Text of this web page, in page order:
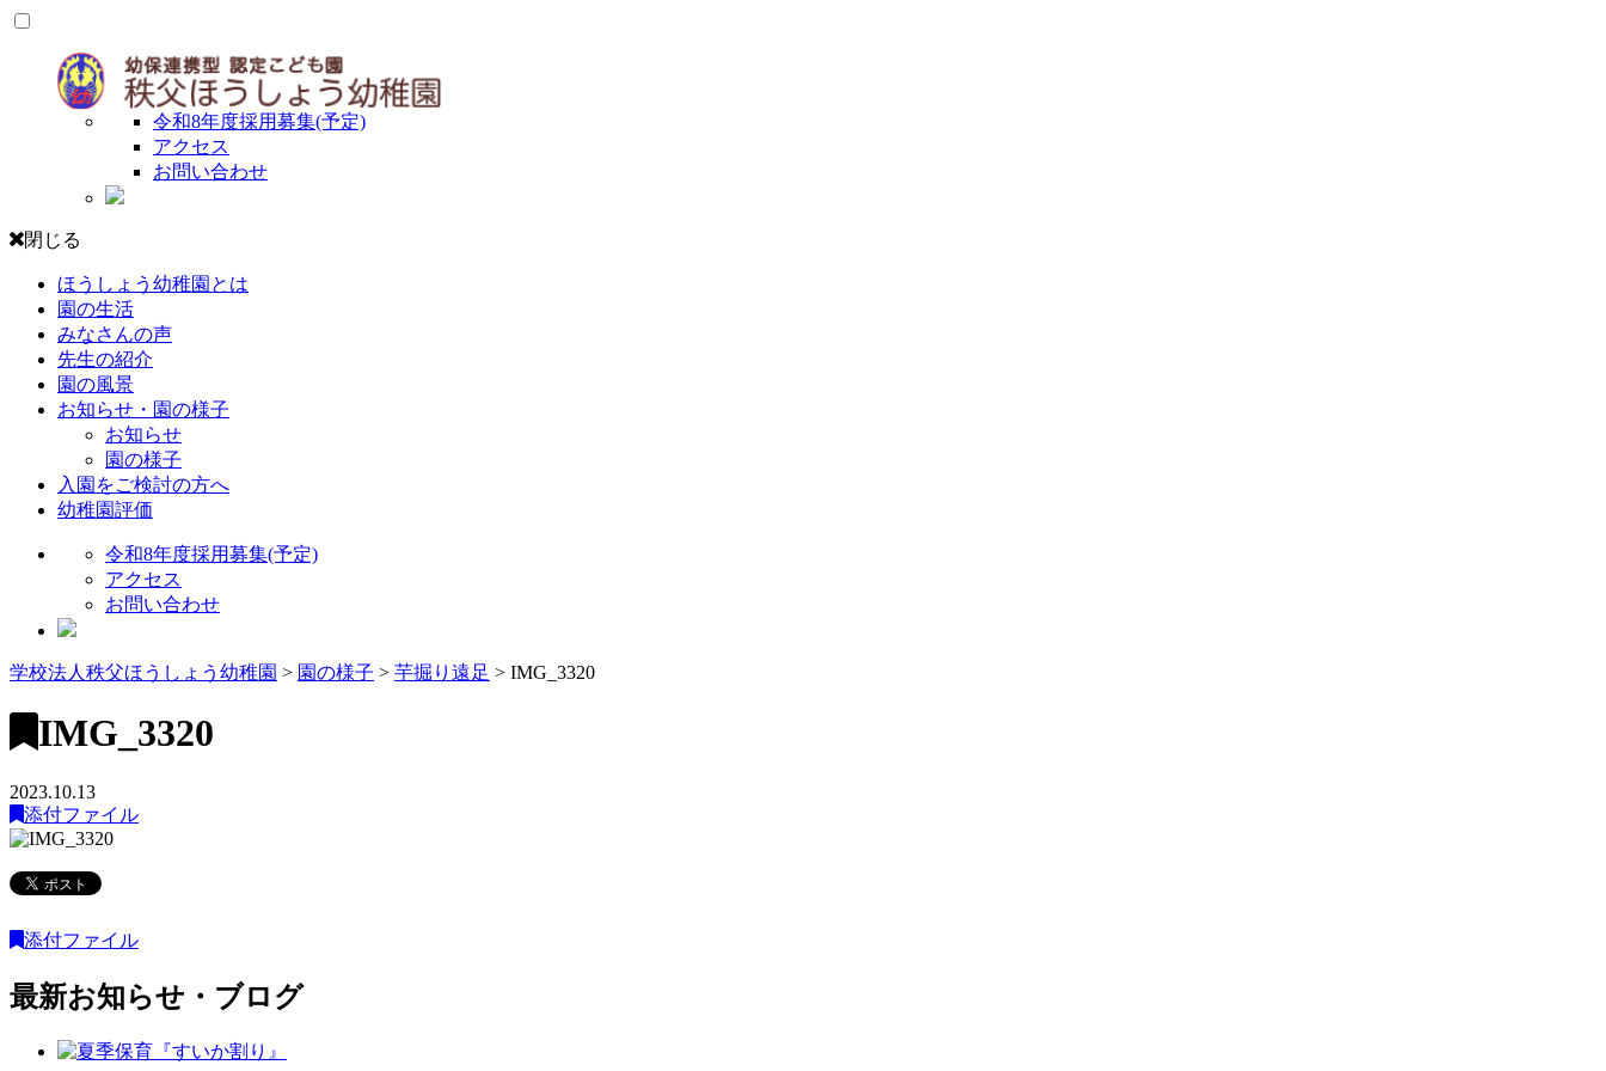
令和8年度採用募集(予定)
アクセス
お問い合わせ
閉じる
ほうしょう幼稚園とは
園の生活
みなさんの声
先生の紹介
園の風景
お知らせ・園の様子
お知らせ
園の様子
入園をご検討の方へ
幼稚園評価
令和8年度採用募集(予定)
アクセス
お問い合わせ
学校法人秩父ほうしょう幼稚園 > 園の様子 > 芋掘り遠足 > IMG_3320
IMG_3320
2023.10.13
添付ファイル
添付ファイル
最新お知らせ・ブログ